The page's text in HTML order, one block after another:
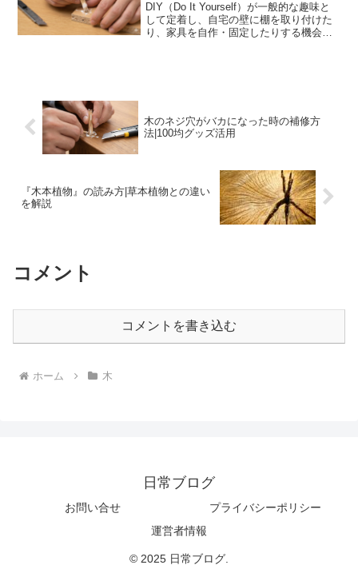
DIY（Do It Yourself）が一般的な趣味と
して定着し、自宅の壁に棚を取り付けた
り、家具を自作・固定したりする機会が
木のネジ穴がバカになった時の補修方
法|100均グッズ活用
『木本植物』の読み方|草本植物との違い
を解説
コメント
コメントを書き込む
ホーム 木
日常ブログ
お問い合せ
プライバシーポリシー
運営者情報
© 2025 日常ブログ.